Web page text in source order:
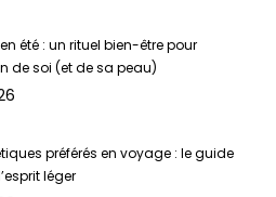
été : un rituel bien-être pour
de soi (et de sa peau)
préférés en voyage : le guide
léger